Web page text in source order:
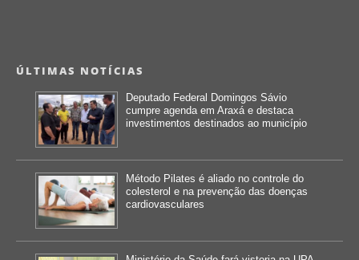
ÚLTIMAS NOTÍCIAS
Deputado Federal Domingos Sávio
cumpre agenda em Araxá e destaca
investimentos destinados ao município
Método Pilates é aliado no controle do
colesterol e na prevenção das doenças
cardiovasculares